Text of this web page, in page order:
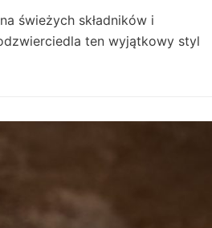
świeżych składników i
ten wyjątkowy styl